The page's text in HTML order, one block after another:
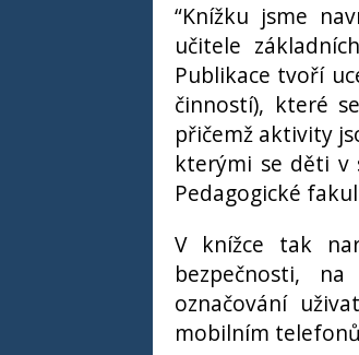
“Knížku jsme
učitele
Publikace tvoří
činností), které
přičemž aktivity
kterými se děti v
Pedagogické
V knížce tak
bezpečnosti,
označování
mobilním